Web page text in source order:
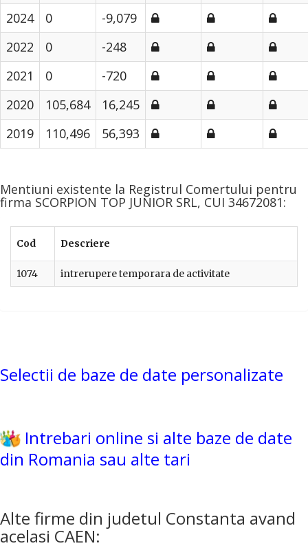
2024
0
-9,079
2022
0
-248
2021
0
-720
2020
105,684
16,245
2019
110,496 56,393
Mentiuni existente la Registrul Comertului pentru
firma SCORPION TOP JUNIOR SRL, CUI 34672081:
Cod Descriere
1074 intrerupere temporara de activitate
Selectii de baze de date personalizate
Intrebari online si alte baze de date
din Romania sau alte tari
Alte firme din judetul Constanta avand
acelasi CAEN: